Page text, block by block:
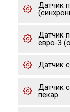
Датчик
Датчик
евро-3
Датчик
Датчик
пекар